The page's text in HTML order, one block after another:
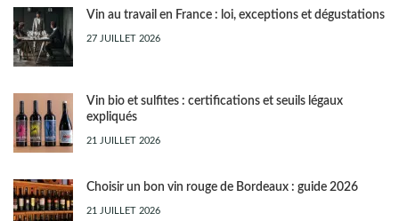
Vin au travail en France : loi, exceptions et dégustations
27 JUILLET 2026
Vin bio et sulfites : certifications et seuils légaux
expliqués
21 JUILLET 2026
Choisir un bon vin rouge de Bordeaux : guide 2026
21 JUILLET 2026